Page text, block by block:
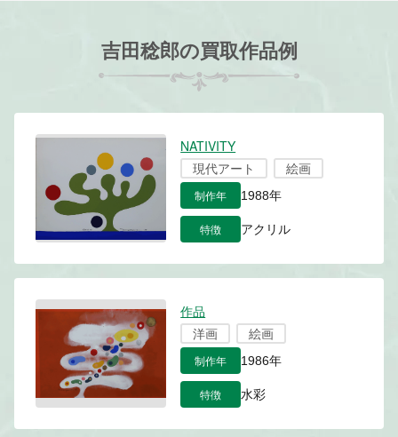
吉田稔郎の買取作品例
NATIVITY
現代アート
絵画
制作年 1988年
特徴 アクリル
作品
洋画
絵画
制作年 1986年
特徴 水彩